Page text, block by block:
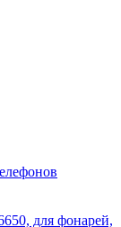
для фонарей,